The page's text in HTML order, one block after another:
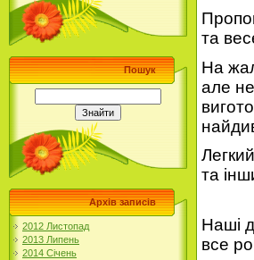
Пошук
Архів записів
2012 Листопад
2013 Липень
2014 Січень
та
На
але
та
Наші
все